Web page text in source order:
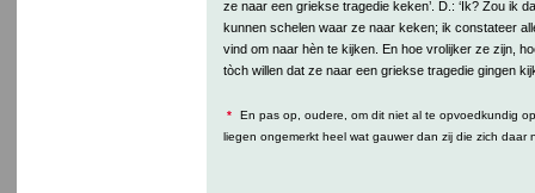
ze naar een griekse tragedie keken’. D.: ‘Ik? Zou ik
kunnen schelen waar ze naar keken; ik constateer
vind om naar hèn te kijken. En hoe vrolijker ze zijn,
tòch willen dat ze naar een griekse tragedie gingen
*
En pas op, oudere, om dit niet al te opvoedkundig
liegen ongemerkt heel wat gauwer dan zij die zich daar